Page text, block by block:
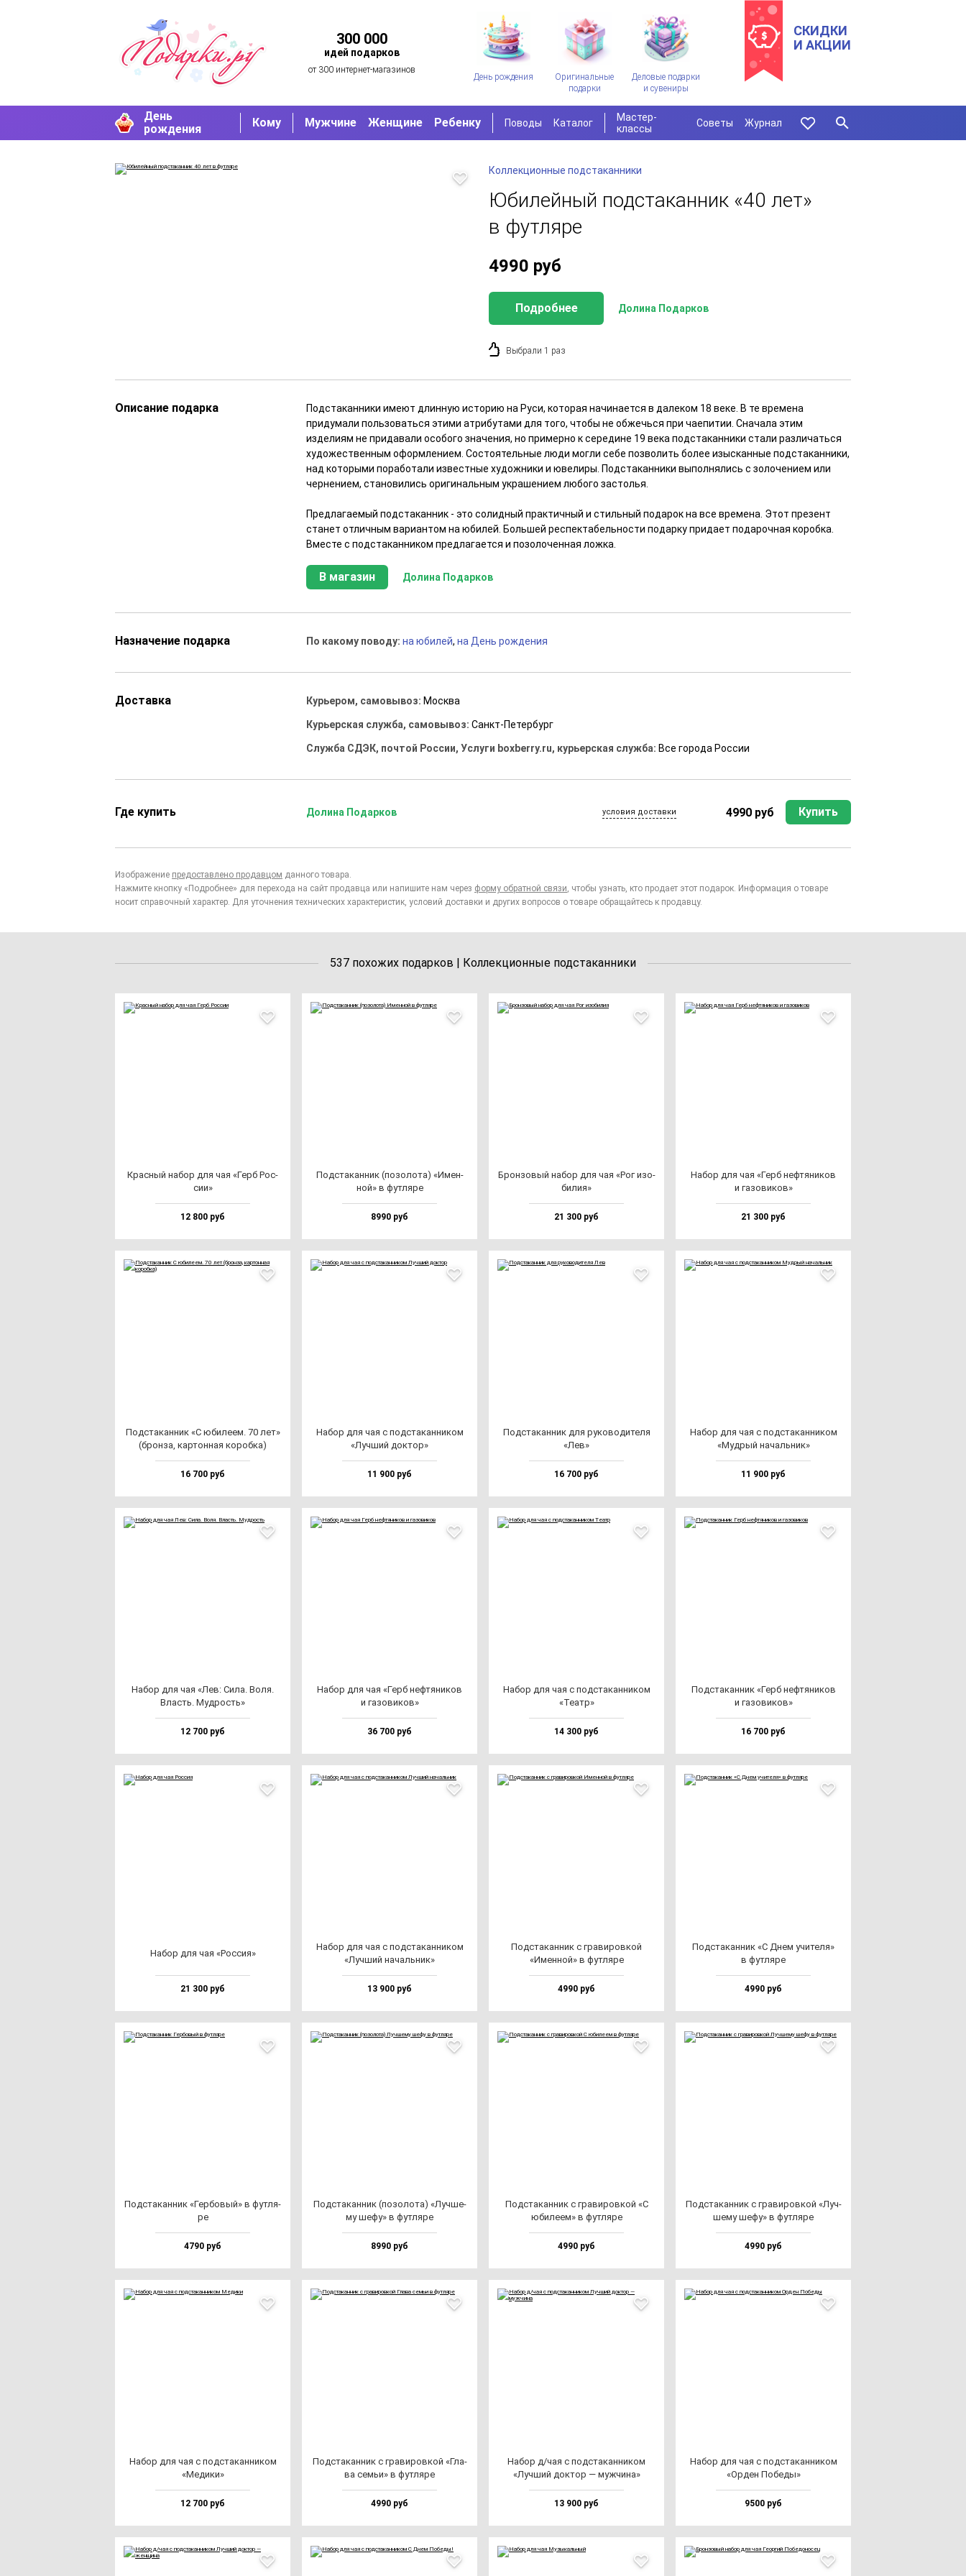
300 000
идей подарков
от 300 интернет-магазинов
День рождения
Оригинальные
подарки
Деловые подарки
и сувениры
СКИДКИ
И АКЦИИ
День
рождения
Кому Мужчине Женщине Ребенку Поводы Каталог
Мастер-
классы
Советы Журнал
Коллекционные подстаканники
Юбилейный подстаканник «40 лет»
в футляре
4990 руб
Подробнее Долина Подарков
Выбрали 1 раз
Описание подарка
Подстаканники имеют длинную историю на Руси, которая начинается в далеком 18 веке. В те времена
придумали пользоваться этими атрибутами для того, чтобы не обжечься при чаепитии. Сначала этим
изделиям не придавали особого значения, но примерно к середине 19 века подстаканники стали различаться
художественным оформлением. Состоятельные люди могли себе позволить более изысканные подстаканники,
над которыми поработали известные художники и ювелиры. Подстаканники выполнялись с золочением или
чернением, становились оригинальным украшением любого застолья.
Предлагаемый подстаканник - это солидный практичный и стильный подарок на все времена. Этот презент
станет отличным вариантом на юбилей. Большей респектабельности подарку придает подарочная коробка.
Вместе с подстаканником предлагается и позолоченная ложка.
В магазин Долина Подарков
Назначение подарка По какому поводу:на юбилей,на День рождения
Доставка Курьером, самовывоз: Москва
Курьерская служба, самовывоз:Санкт-Петербург
Служба СДЭК, почтой России, Услуги boxberry.ru, курьерская служба: Все города России
Где купить Долина Подарков условия доставки 4990 руб Купить
Изображение предоставлено продавцом данного товара.
Нажмите кнопку «Подробнее» для перехода на сайт продавца или напишите нам через форму обратной связи, чтобы узнать, кто продает этот подарок. Информация о товаре
носит справочный характер. Для уточнения технических характеристик, условий доставки и других вопросов о товаре обращайтесь к продавцу.
537 похожих подарков | Коллекционные подстаканники
Крас­ный на­бор для чая «Герб Рос­
сии»
12 800 руб
Под­ста­кан­ник (по­зо­ло­та) «Имен­
ной» в фут­ля­ре
8990 руб
Брон­зо­вый на­бор для чая «Рог изо­
би­лия»
21 300 руб
Набор для чая «Герб неф­тя­ни­ков
и га­зо­ви­ков»
21 300 руб
Под­ста­кан­ник «С юби­ле­ем. 70 лет»
(брон­за, кар­тон­ная ко­роб­ка)
16 700 руб
Набор для чая с под­ста­кан­ни­ком
«Луч­ший док­тор»
11 900 руб
Под­ста­кан­ник для ру­ко­во­ди­те­ля
«Лев»
16 700 руб
Набор для чая с под­ста­кан­ни­ком
«Муд­рый на­чаль­ник»
11 900 руб
Набор для чая «Лев: Сила. Воля.
Власть. Муд­рость»
12 700 руб
Набор для чая «Герб неф­тя­ни­ков
и га­зо­ви­ков»
36 700 руб
Набор для чая с под­ста­кан­ни­ком
«Театр»
14 300 руб
Под­ста­кан­ник «Герб неф­тя­ни­ков
и га­зо­ви­ков»
16 700 руб
Набор для чая «Рос­сия»
21 300 руб
Набор для чая с под­ста­кан­ни­ком
«Луч­ший на­чаль­ник»
13 900 руб
Под­ста­кан­ник с гра­ви­ров­кой
«Имен­ной» в фут­ля­ре
4990 руб
Под­ста­кан­ник «С Днем учи­те­ля»
в фут­ля­ре
4990 руб
Под­ста­кан­ник «Гер­бо­вый» в фут­ля­
ре
4790 руб
Под­ста­кан­ник (по­зо­ло­та) «Луч­ше­
му ше­фу» в фут­ля­ре
8990 руб
Под­ста­кан­ник с гра­ви­ров­кой «С
юби­ле­ем» в фут­ля­ре
4990 руб
Под­ста­кан­ник с гра­ви­ров­кой «Луч­
ше­му ше­фу» в фут­ля­ре
4990 руб
Набор для чая с под­ста­кан­ни­ком
«Меди­ки»
12 700 руб
Под­ста­кан­ник с гра­ви­ров­кой «Гла­
ва семьи» в фут­ля­ре
4990 руб
Набор д/чая с под­ста­кан­ни­ком
«Луч­ший док­тор — муж­чи­на»
13 900 руб
Набор для чая с под­ста­кан­ни­ком
«Орден Побе­ды»
9500 руб